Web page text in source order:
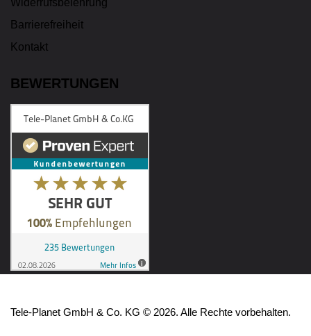
Barrierefreiheit
Kontakt
BEWERTUNGEN
Tele-Planet GmbH & Co. KG © 2026. Alle Rechte vorbehalten.